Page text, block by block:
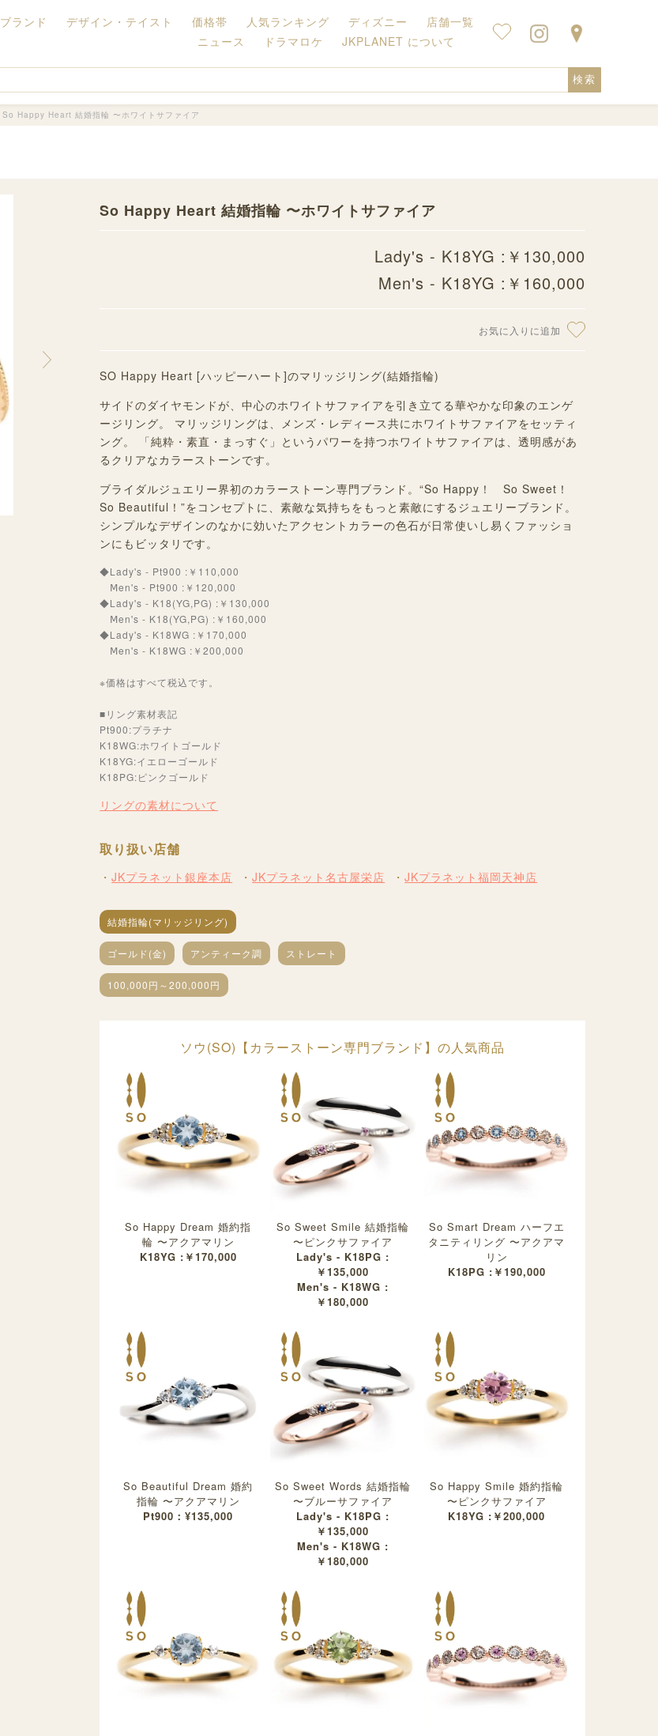
ブランド デザイン・テイスト 価格帯 人気ランキング ディズニー
店舗一覧
ニュース
ドラマロケ JKPLANET について
検索
So Happy Heart 結婚指輪 〜ホワイトサファイア
So Happy Heart 結婚指輪 〜ホワイトサファイア
Lady's - K18YG :￥130,000
Men's - K18YG :￥160,000
お気に入りに追加
SO Happy Heart [ハッピーハート]のマリッジリング(結婚指輪)
サイドのダイヤモンドが、中心のホワイトサファイアを引き立てる華やかな印象のエンゲ
ージリング。 マリッジリングは、メンズ・レディース共にホワイトサファイアをセッティ
ング。 「純粋・素直・まっすぐ」というパワーを持つホワイトサファイアは、透明感があ
るクリアなカラーストーンです。
ブライダルジュエリー界初のカラーストーン専門ブランド。“So Happy！ So Sweet！
So Beautiful！”をコンセプトに、素敵な気持ちをもっと素敵にするジュエリーブランド。
シンプルなデザインのなかに効いたアクセントカラーの色石が日常使いし易くファッショ
ンにもビッタリです。
◆Lady's - Pt900 :￥110,000
Ⅿen's - Pt900 :￥120,000
◆Lady's - K18(YG,PG) :￥130,000
Ⅿen's - K18(YG,PG) :￥160,000
◆Lady's - K18WG :￥170,000
Ⅿen's - K18WG :￥200,000
※価格はすべて税込です。
■リング素材表記
Pt900:プラチナ
K18WG:ホワイトゴールド
K18YG:イエローゴールド
K18PG:ピンクゴールド
リングの素材について
取り扱い店舗
JKプラネット銀座本店 JKプラネット名古屋栄店 JKプラネット福岡天神店
結婚指輪(マリッジリング)
ゴールド(金) アンティーク調 ストレート
100,000円～200,000円
ソウ(SO)【カラーストーン専門ブランド】の人気商品
So Happy Dream 婚約指
輪 〜アクアマリン
K18YG :￥170,000
So Sweet Smile 結婚指輪
〜ピンクサファイア
Lady's - K18PG :
￥135,000
Men's - K18WG :
￥180,000
So Smart Dream ハーフエ
タニティリング 〜アクアマ
リン
K18PG :￥190,000
So Beautiful Dream 婚約
指輪 〜アクアマリン
Pt900：¥135,000
So Sweet Words 結婚指輪
〜ブルーサファイア
Lady's - K18PG :
￥135,000
Men's - K18WG :
￥180,000
So Happy Smile 婚約指輪
〜ピンクサファイア
K18YG :￥200,000